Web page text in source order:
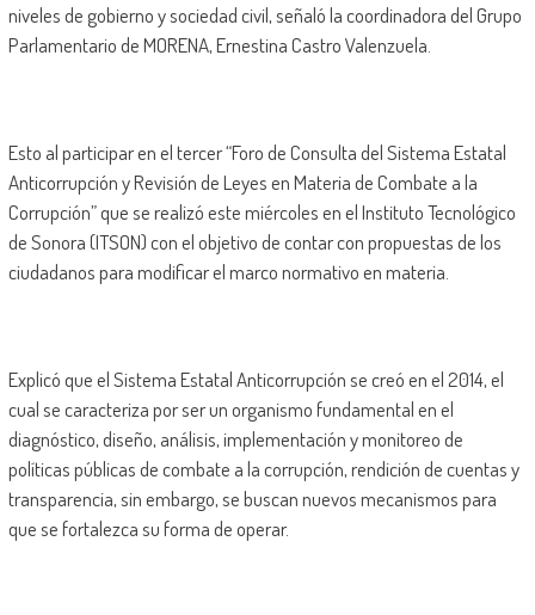
niveles de gobierno y sociedad civil, señaló la coordinadora del Grupo
Parlamentario de MORENA, Ernestina Castro Valenzuela.
Esto al participar en el tercer “Foro de Consulta del Sistema Estatal
Anticorrupción y Revisión de Leyes en Materia de Combate a la
Corrupción” que se realizó este miércoles en el Instituto Tecnológico
de Sonora (ITSON) con el objetivo de contar con propuestas de los
ciudadanos para modificar el marco normativo en materia.
Explicó que el Sistema Estatal Anticorrupción se creó en el 2014, el
cual se caracteriza por ser un organismo fundamental en el
diagnóstico, diseño, análisis, implementación y monitoreo de
políticas públicas de combate a la corrupción, rendición de cuentas y
transparencia, sin embargo, se buscan nuevos mecanismos para
que se fortalezca su forma de operar.